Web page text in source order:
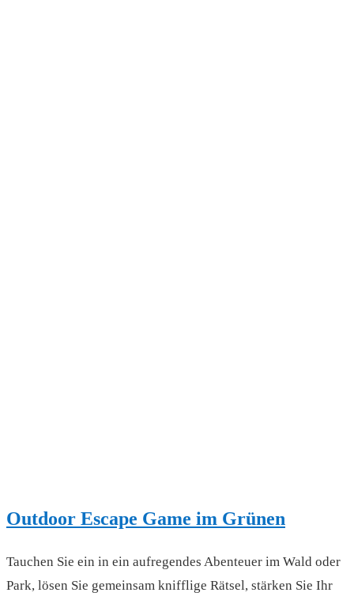
Outdoor Escape Game im Grünen
Tauchen Sie ein in ein aufregendes Abenteuer im Wald oder
Park, lösen Sie gemeinsam knifflige Rätsel, stärken Sie Ihr